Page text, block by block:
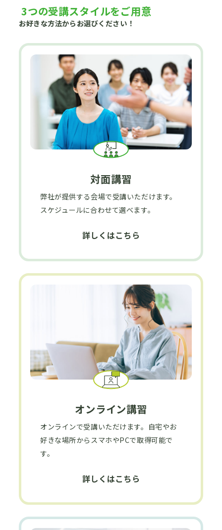
3つの受講スタイルをご用意
お好きな方法からお選びください！
対面講習
弊社が提供する会場で受講いただけます。
スケジュールに合わせて選べます。
詳しくはこちら
オンライン講習
オンラインで受講いただけます。自宅やお
好きな場所からスマホやPCで取得可能で
す。
詳しくはこちら